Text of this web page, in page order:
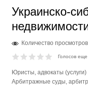
Украинско-
Количество
Голосов
Юристы, адвокаты (услуги)
Арбитражные суды,